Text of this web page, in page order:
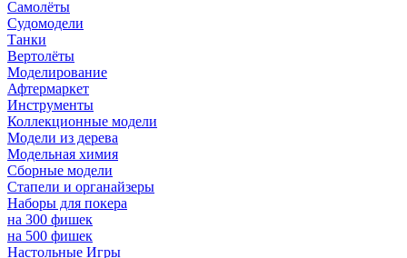
Самолёты
Судомодели
Танки
Вертолёты
Моделирование
Афтермаркет
Инструменты
Коллекционные модели
Модели из дерева
Модельная химия
Сборные модели
Стапели и органайзеры
Наборы для покера
на 300 фишек
на 500 фишек
Настольные Игры